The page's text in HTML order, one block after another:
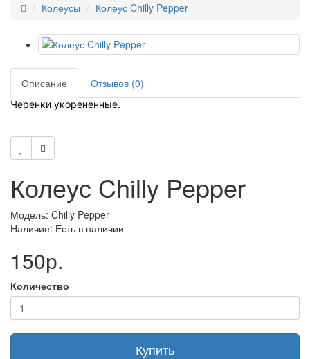
Колеусы Колеус Chilly Pepper
Описание Отзывов (0)
Черенки укорененные.
Колеус Chilly Pepper
Модель: Chilly Pepper
Наличие: Есть в наличии
150р.
Количество
Купить